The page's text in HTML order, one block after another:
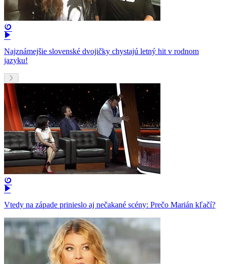
Najznámejšie slovenské dvojičky chystajú letný hit v rodnom
jazyku!
Vtedy na západe prinieslo aj nečakané scény: Prečo Marián kľačí?